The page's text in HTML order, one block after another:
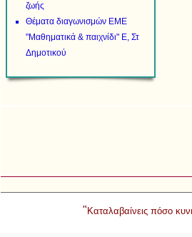
ζωής
Θέματα διαγωνισμών ΕΜΕ
"Μαθηματικά & παιχνίδι" Ε, Στ
Δημοτικού
" Καταλαβαίνεις πόσο